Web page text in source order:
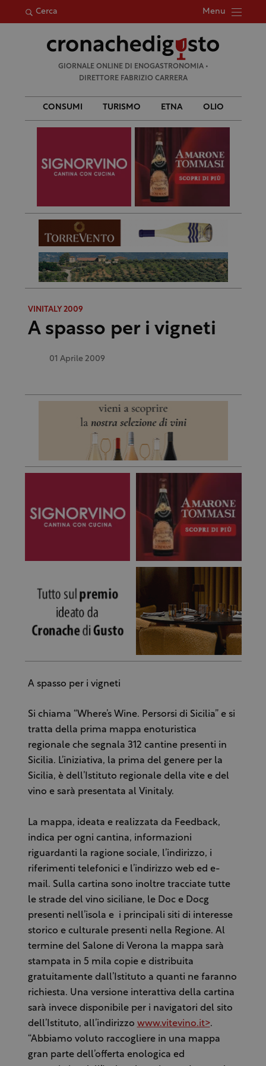
Cerca Menu
per:
GIORNALE ONLINE DI ENOGASTRONOMIA •
DIRETTORE FABRIZIO CARRERA
CONSUMI TURISMO ETNA OLIO
VINITALY 2009
A spasso per i vigneti
01 Aprile 2009
A spasso per i vigneti
Si chiama “Where’s Wine. Persorsi di Sicilia” e si
tratta della prima mappa enoturistica
regionale che segnala 312 cantine presenti in
Sicilia. L’iniziativa, la prima del genere per la
Sicilia, è dell’Istituto regionale della vite e del
vino e sarà presentata al Vinitaly.
La mappa, ideata e realizzata da Feedback,
indica per ogni cantina, informazioni
riguardanti la ragione sociale, l’indirizzo, i
riferimenti telefonici e l’indirizzo web ed e-
mail. Sulla cartina sono inoltre tracciate tutte
le strade del vino siciliane, le Doc e Docg
presenti nell’isola e i principali siti di interesse
storico e culturale presenti nella Regione. Al
termine del Salone di Verona la mappa sarà
stampata in 5 mila copie e distribuita
gratuitamente dall’Istituto a quanti ne faranno
richiesta. Una versione interattiva della cartina
sarà invece disponibile per i navigatori del sito
dell’Istituto, all’indirizzo www.vitevino.it>.
“Abbiamo voluto raccogliere in una mappa
gran parte dell’offerta enologica ed